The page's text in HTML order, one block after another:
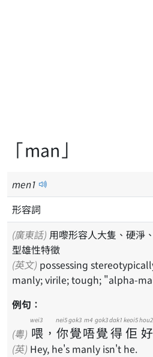
「man」
men1
形容詞
(廣東話) 用嚟形容人大隻、硬淨
型雄性特徵
(英文)
manly; virile; tough; "alpha-
例句：
(粵) 喂
wei3
， 你
nei5
覺
gok3
唔
m4
覺
gok3
得
dak1
佢
keoi5
好
hou2
(英) Hey, he's manly isn't he.